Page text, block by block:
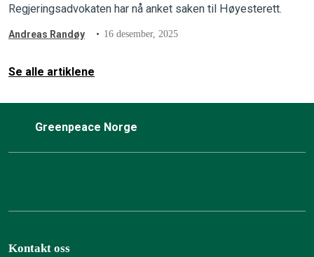
Regjeringsadvokaten har nå anket saken til Høyesterett.
Andreas Randøy 16 desember, 2025
Se alle artiklene
Greenpeace Norge
Kontakt oss